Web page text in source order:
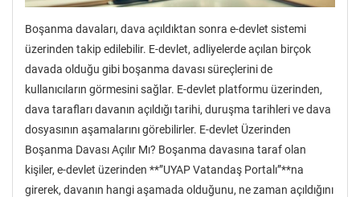
Boşanma davaları, dava açıldıktan sonra e-devlet sistemi
üzerinden takip edilebilir. E-devlet, adliyelerde açılan birçok
davada olduğu gibi boşanma davası süreçlerini de
kullanıcıların görmesini sağlar. E-devlet platformu üzerinden,
dava tarafları davanın açıldığı tarihi, duruşma tarihleri ve dava
dosyasının aşamalarını görebilirler. E-devlet Üzerinden
Boşanma Davası Açılır Mı? Boşanma davasına taraf olan
kişiler, e-devlet üzerinden **”UYAP Vatandaş Portalı”**na
girerek, davanın hangi aşamada olduğunu, ne zaman açıldığını